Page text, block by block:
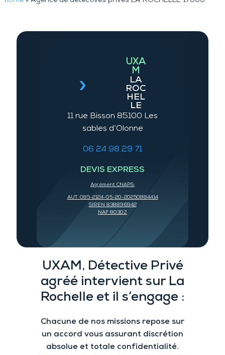
UXAM, Détective Privé
agréé intervient sur La
Rochelle et il s’engage :
Chacune de nos missions repose sur
un accord vous assurant discrétion
absolue et totale confidentialité.
UXA
M
LA
ROC
HEL
LE
11 rue Bisson 85100 Les
sables d’Olonne
06 24 98 29 71
DEVIS EXPRESS
Agrément CNAPS:
AUT: 085-2124-05-20-20250884414
SIREN 838896942
NAF 8030Z